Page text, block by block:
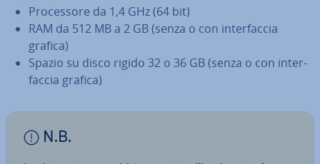
Pro­ces­so­re da 1,4 GHz (64 bit)
RAM da 512 MB a 2 GB (senza o con in­ter­fac­cia
grafica)
Spazio su disco rigido 32 o 36 GB (senza o con in­ter­
fac­cia grafica)
N.B.